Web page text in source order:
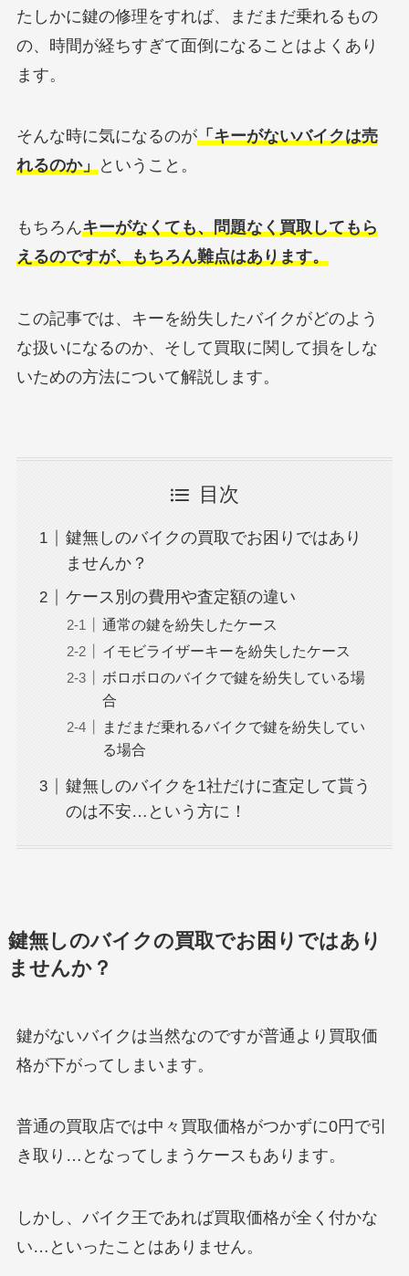
たしかに鍵の修理をすれば、まだまだ乗れるもの
の、時間が経ちすぎて面倒になることはよくあり
ます。
そんな時に気になるのが「キーがないバイクは売
れるのか」ということ。
もちろんキーがなくても、問題なく買取してもら
えるのですが、もちろん難点はあります。
この記事では、キーを紛失したバイクがどのよう
な扱いになるのか、そして買取に関して損をしな
いための方法について解説します。
目次
鍵無しのバイクの買取でお困りではあり
ませんか？
ケース別の費用や査定額の違い
通常の鍵を紛失したケース
イモビライザーキーを紛失したケース
ボロボロのバイクで鍵を紛失している場
合
まだまだ乗れるバイクで鍵を紛失してい
る場合
鍵無しのバイクを1社だけに査定して貰う
のは不安…という方に！
鍵無しのバイクの買取でお困りではあり
ませんか？
鍵がないバイクは当然なのですが普通より買取価
格が下がってしまいます。
普通の買取店では中々買取価格がつかずに0円で引
き取り…となってしまうケースもあります。
しかし、バイク王であれば買取価格が全く付かな
い…といったことはありません。